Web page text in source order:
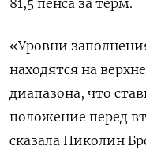
81,5 пенса за терм.
«Уровни
находятся на
диапазона, что
положение перед
сказала Николин